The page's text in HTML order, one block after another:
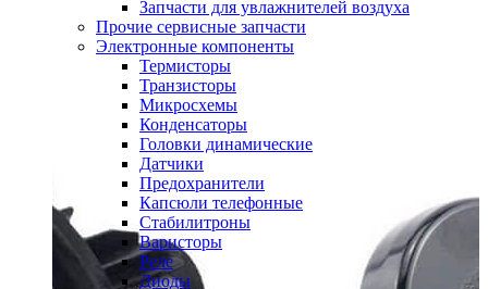
Запчасти для увлажнителей воздуха
Прочие сервисные запчасти
Электронные компоненты
Термисторы
Транзисторы
Микросхемы
Конденсаторы
Головки динамические
Датчики
Предохранители
Капсюли телефонные
Стабилитроны
Варисторы
Реле
Диоды